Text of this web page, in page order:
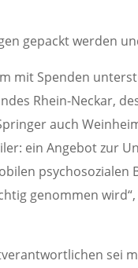
gepackt werden
mit Spenden
Rhein-Neckar,
auch
ein Angebot zur
psychosozialen
genommen
sei